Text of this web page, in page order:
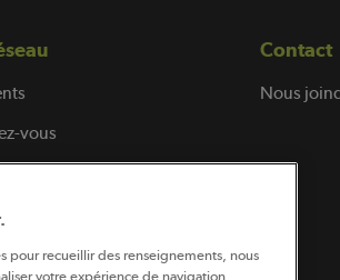
vous
Contact
Nous
pour recueillir des renseignements, nous
votre expérience de navigation,